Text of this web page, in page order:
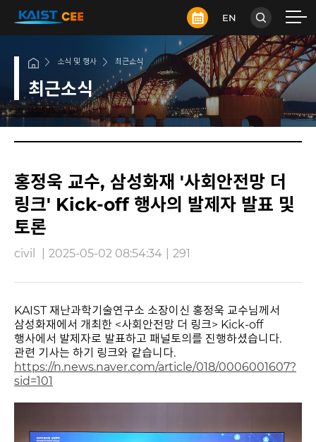
EN
소식 및 행사 최근소식
최근소식
홍정욱 교수, 삼성화재 '사회안전망 더
링크' Kick-off 행사의 발제자 발표 및
토론
civil 2025-05-02 08:54:34 291
KAIST 재난과학기술연구소 소장이신 홍정욱 교수님께서
삼성화재에서 개최한 <사회안전망 더 링크> Kick-off
행사에서 발제자로 발표하고 패널토의를 진행하셨습니다.
관련 기사는 하기 링크와 같습니다.
https://n.news.naver.com/article/018/0006001607?
sid=101